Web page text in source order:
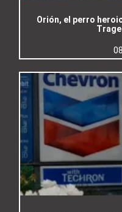
Orión, el perro